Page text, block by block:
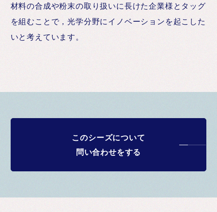
材料の合成や粉末の取り扱いに長けた企業様とタッグ
を組むことで，光学分野にイノベーションを起こした
いと考えています。
このシーズについて
問い合わせをする